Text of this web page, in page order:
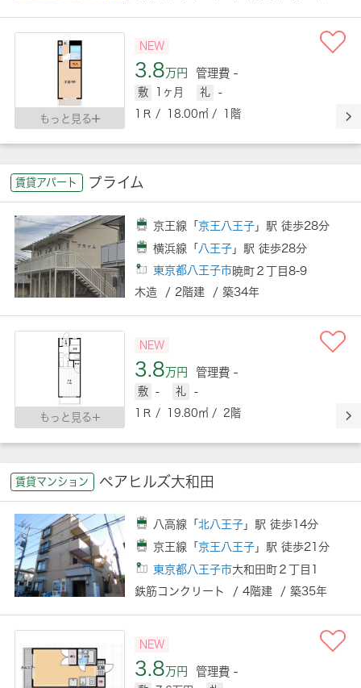
もっと見る
NEW
3.8万円 管理費 -
敷 1ヶ月 礼
-
1Ｒ / 18.00㎡ / 1階
賃貸アパート プライム
京王線「京王八王子 」駅 徒歩28分
横浜線「 八王子 」駅 徒歩28分
東京都八王子市暁町２丁目8-9
木造 / 2階建 / 築34年
もっと見る
NEW
3.8万円 管理費 -
敷 - 礼
-
1Ｒ / 19.80㎡ / 2階
賃貸マンション ペアヒルズ大和田
八高線「 北八王子 」駅 徒歩14分
京王線「京王八王子 」駅 徒歩21分
東京都八王子市大和田町２丁目1
鉄筋コンクリート / 4階建 / 築35年
NEW
3.8万円 管理費 -